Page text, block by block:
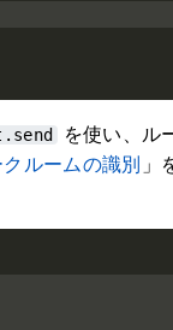
を使い、ル
クルームの識別 」